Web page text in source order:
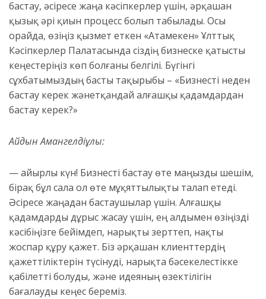
бастау, әсіресе жаңа кәсіпкерлер үшін, әрқашан
қызық әрі қиын процесс болып табылады. Осы
орайда, өзіңіз қызмет еткен «Атамекен» Ұлттық
Кәсіпкерлер Палатасында сіздің бизнеске қатысты
кеңестеріңіз көп болғаны белгілі. Бүгінгі
сұхбатымыздың басты тақырыбы – «Бизнесті неден
бастау керек жәнетқандай алғашқы қадамдардан
бастау керек?»
Айдын Амангелдіұлы:
— Қайырлы күн! Бизнесті бастау өте маңызды шешім,
бірақ бұл сала ол өте мұқяттылықты талап етеді.
Әсіресе жаңадан бастаушылар үшін. Алғашқы
қадамдарды дұрыс жасау үшін, ең алдымен өзіңізді
кәсібіңізге бейімдеп, нарықты зерттеп, нақты
жоспар құру қажет. Біз әрқашан клиенттердің
қажеттіліктерін түсінуді, нарықта бәсекелестікке
қабілетті болуды, және идеяның өзектілігін
бағалауды кеңес береміз.